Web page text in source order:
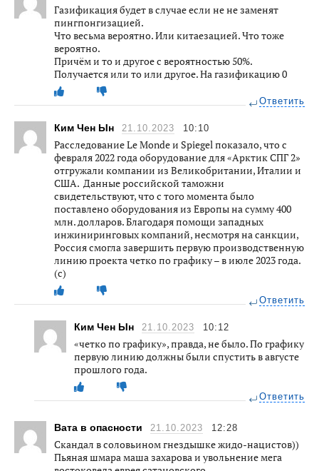
Газификация будет в случае если не не заменят
пингпонгизацией.
Что весьма вероятно. Или китаезацией. Что тоже
вероятно.
Причём и то и другое с вероятностью 50%.
Получается или то или другое. На газификацию 0
Ответить
Ким Чен Ын 21.10.2023 10:10
Расследование Le Monde и Spiegel показало, что с
февраля 2022 года оборудование для «Арктик СПГ 2»
отгружали компании из Великобритании, Италии и
США. Данные российской таможни
свидетельствуют, что с того момента было
поставлено оборудования из Европы на сумму 400
млн. долларов. Благодаря помощи западных
инжиниринговых компаний, несмотря на санкции,
Россия смогла завершить первую производственную
линию проекта четко по графику – в июле 2023 года.
(с)
Ответить
Ким Чен Ын 21.10.2023 10:12
«четко по графику», правда, не было. По графику
первую линию должны были спустить в августе
прошлого года.
Ответить
Вата в опасности 21.10.2023 12:28
Скандал в соловьином гнездышке жидо-нацистов))
Пьяная шмара маша захарова и увольнение мега